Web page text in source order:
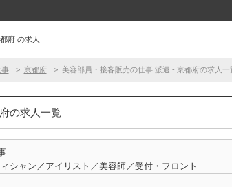
府 の求人
京都府 美容部員・接客販売の仕事 派遣 - 京都府の求人一
の求人一覧
シャン／アイリスト／美容師／受付・フロント